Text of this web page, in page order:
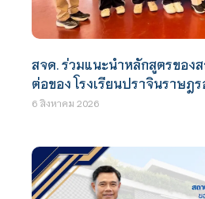
สจด. ร่วมแนะนำหลักสูตรของ
ต่อของ โรงเรียนปราจินราษฎ
6 สิงหาคม 2026